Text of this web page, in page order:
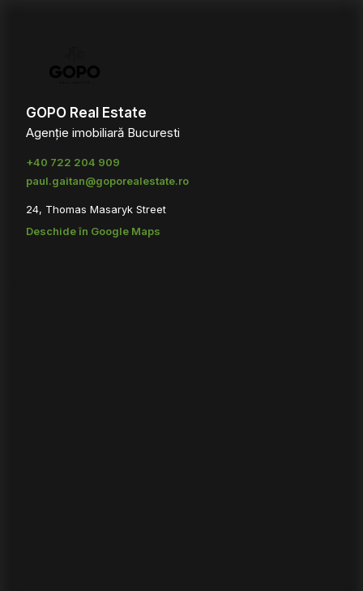
GOPO Real Estate
Agenție imobiliară Bucuresti
+40 722 204 909
paul.gaitan@goporealestate.ro
24, Thomas Masaryk Street
Deschide în Google Maps